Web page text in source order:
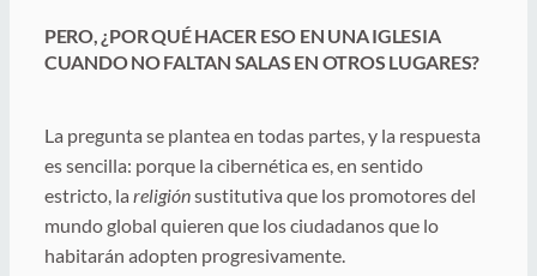
PERO, ¿POR QUÉ HACER ESO EN UNA IGLESIA
CUANDO NO FALTAN SALAS EN OTROS LUGARES?
La pregunta se plantea en todas partes, y la respuesta
es sencilla: porque la cibernética es, en sentido
estricto, la religiónsustitutiva que los promotores del
mundo global quieren que los ciudadanos que lo
habitarán adopten progresivamente.